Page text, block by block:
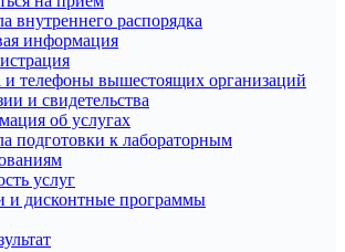
внутреннего распорядка
информация
и телефоны вышестоящих организаций
и свидетельства
об услугах
подготовки к лабораторным
услуг
и дисконтные программы